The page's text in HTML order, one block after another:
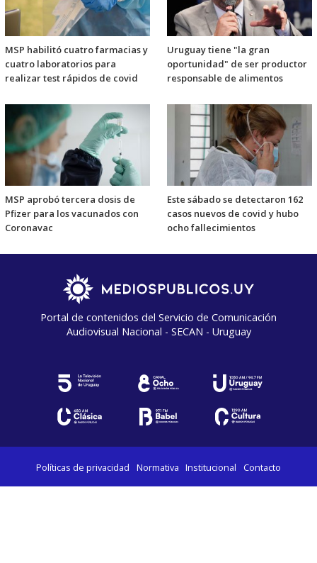
MSP habilitó cuatro farmacias y
cuatro laboratorios para
realizar test rápidos de covid
Uruguay tiene "la gran
oportunidad" de ser productor
responsable de alimentos
MSP aprobó tercera dosis de
Pfizer para los vacunados con
Coronavac
Este sábado se detectaron 162
casos nuevos de covid y hubo
ocho fallecimientos
Portal de contenidos del Servicio de Comunicación
Audiovisual Nacional - SECAN - Uruguay
Políticas de privacidad Normativa Institucional Contacto